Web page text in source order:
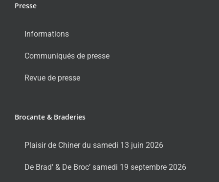
Presse
Informations
Communiqués de presse
Revue de presse
Brocante & Braderies
Plaisir de Chiner du samedi 13 juin 2026
De Brad’ & De Broc’ samedi 19 septembre 2026